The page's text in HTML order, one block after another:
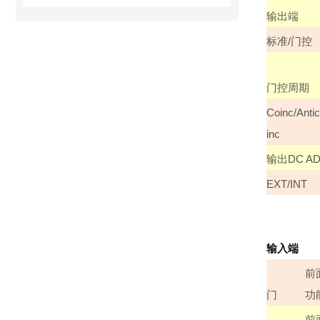
输出端
标准/门控
门控周期
Coinc/
inc
输出DC
EXT/INT
输入端
门
前
功